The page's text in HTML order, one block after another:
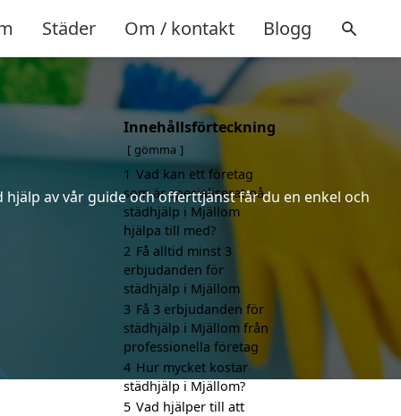
Städer Om / kontakt Blogg
av vår guide och offerttjänst får du en enkel och
Innehållsförteckning
gömma
1 Vad kan ett företag
som är specialiserat på
städhjälp i Mjällom
hjälpa till med?
2 Få alltid minst 3
erbjudanden för
städhjälp i Mjällom
3 Få 3 erbjudanden för
städhjälp i Mjällom från
professionella företag
4 Hur mycket kostar
städhjälp i Mjällom?
5 Vad hjälper till att